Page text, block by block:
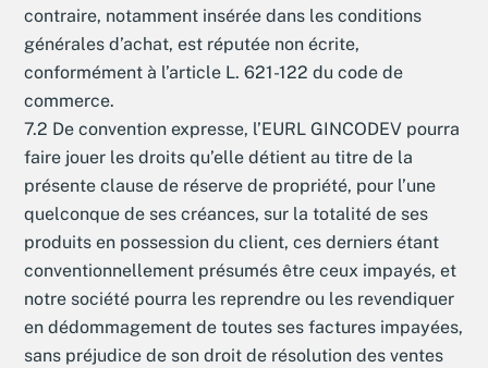
contraire, notamment insérée dans les conditions
générales d’achat, est réputée non écrite,
conformément à l’article L. 621-122 du code de
commerce.
7.2 De convention expresse, l’EURL GINCODEV pourra
faire jouer les droits qu’elle détient au titre de la
présente clause de réserve de propriété, pour l’une
quelconque de ses créances, sur la totalité de ses
produits en possession du client, ces derniers étant
conventionnellement présumés être ceux impayés, et
notre société pourra les reprendre ou les revendiquer
en dédommagement de toutes ses factures impayées,
sans préjudice de son droit de résolution des ventes